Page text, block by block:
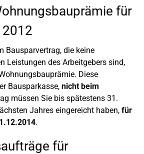
für
2012
Bausparvertrag, die keine
Leistungen des Arbeitgebers sind,
Diese
Bausparkasse, nicht beim
müssen Sie bis spätestens 31.
Jahres eingereicht haben, für
.
für